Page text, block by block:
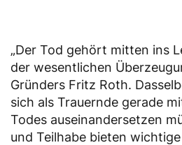
„Der Tod gehört mitten ins
der wesentlichen
Gründers Fritz Roth.
sich als Trauernde gerade
Todes auseinandersetzen
und Teilhabe bieten